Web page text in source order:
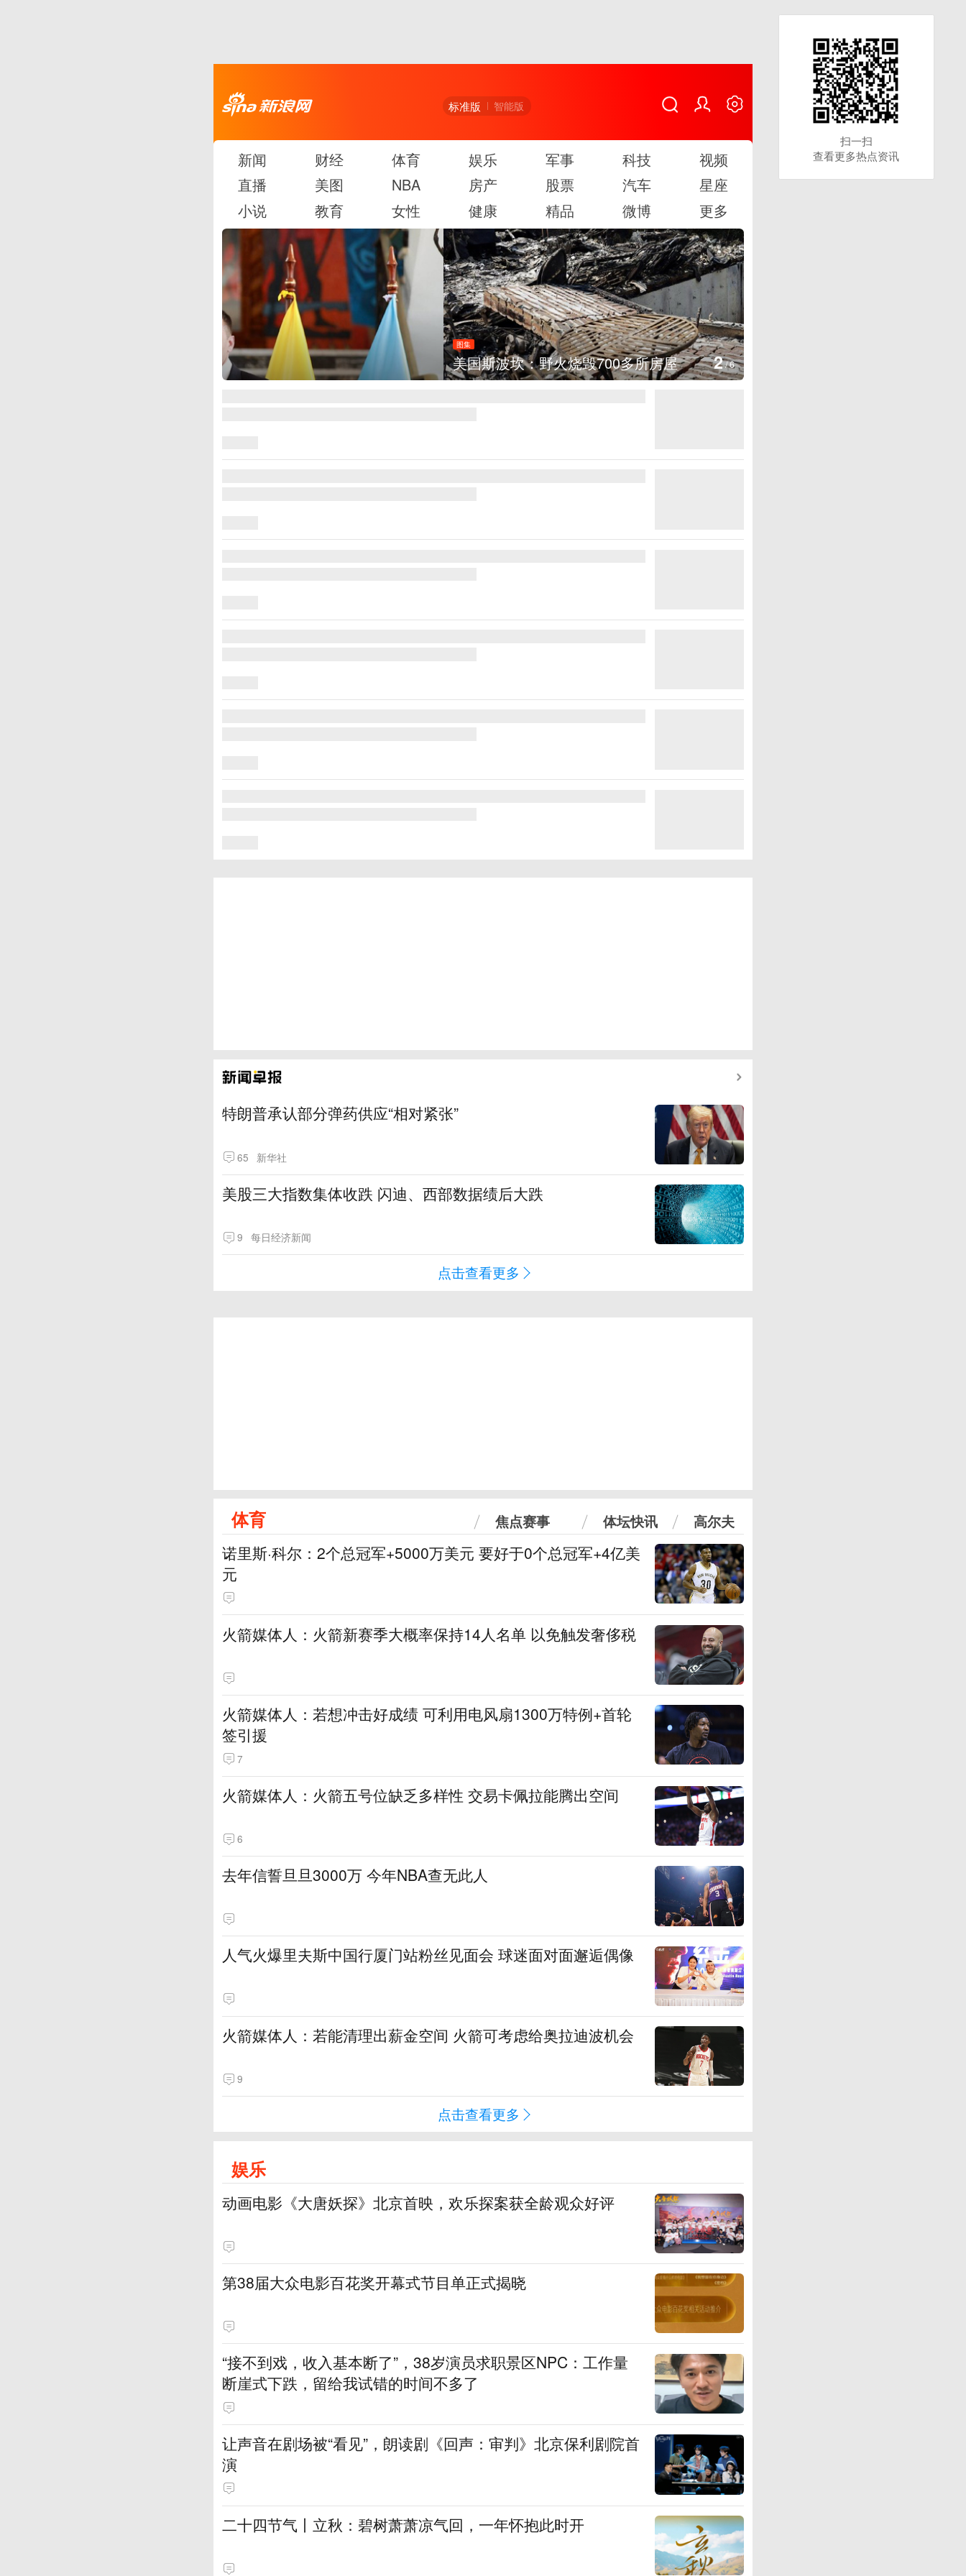
标准版 智能版
新闻 财经 体育 娱乐 军事 科技
视频
直播
美图 NBA 房产 股票 汽车
星座
小说
教育 女性 健康 精品 微博 更多
图集
美国斯波坎：野火烧毁700多所房屋 2/6
特朗普承认部分弹药供应“相对紧张”
65 新华社
美股三大指数集体收跌 闪迪、西部数据绩后大跌
9 每日经济新闻
点击查看更多
体育 焦点赛事 体坛快讯 高尔夫
诺里斯·科尔：2个总冠军+5000万美元 要好于0个总冠军+4亿美
元
火箭媒体人：火箭新赛季大概率保持14人名单 以免触发奢侈税
火箭媒体人：若想冲击好成绩 可利用电风扇1300万特例+首轮
签引援
7
火箭媒体人：火箭五号位缺乏多样性 交易卡佩拉能腾出空间
6
去年信誓旦旦3000万 今年NBA查无此人
人气火爆里夫斯中国行厦门站粉丝见面会 球迷面对面邂逅偶像
火箭媒体人：若能清理出薪金空间 火箭可考虑给奥拉迪波机会
9
点击查看更多
娱乐
动画电影《大唐妖探》北京首映，欢乐探案获全龄观众好评
第38届大众电影百花奖开幕式节目单正式揭晓
“接不到戏，收入基本断了”，38岁演员求职景区NPC：工作量
断崖式下跌，留给我试错的时间不多了
让声音在剧场被“看见”，朗读剧《回声：审判》北京保利剧院首
演
二十四节气丨立秋：碧树萧萧凉气回，一年怀抱此时开
扫一扫
查看更多热点资讯
扫一扫
查看更多热点资讯